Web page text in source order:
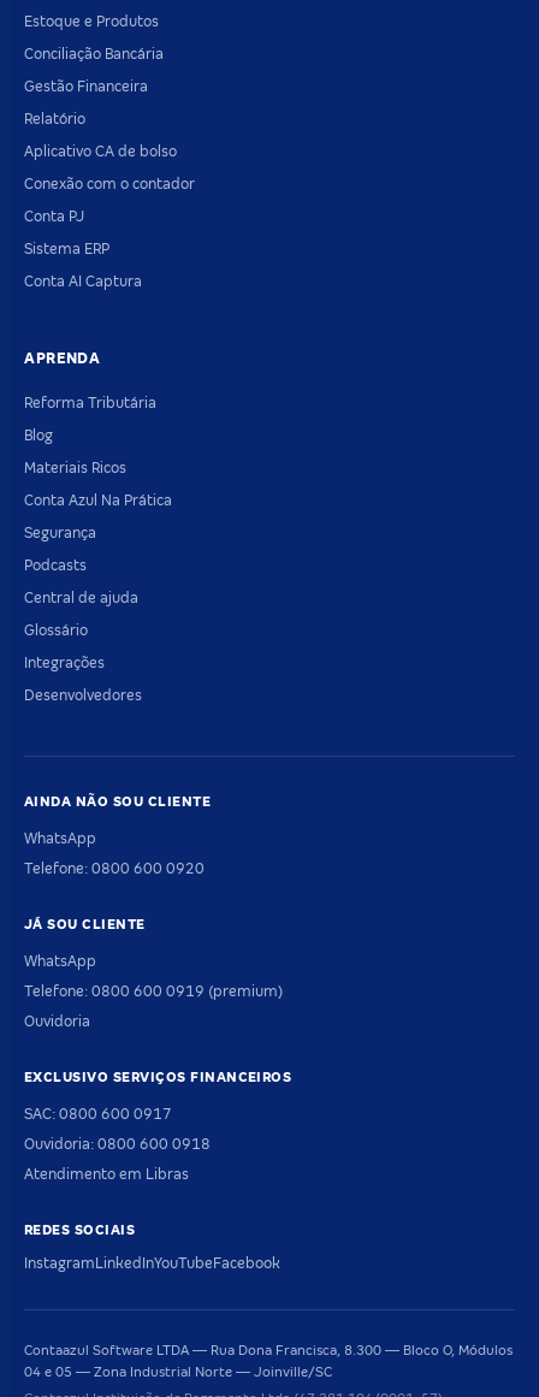
Estoque e Produtos
Conciliação Bancária
Gestão Financeira
Relatório
Aplicativo CA de bolso
Conexão com o contador
Conta PJ
Sistema ERP
Conta AI Captura
APRENDA
Reforma Tributária
Blog
Materiais Ricos
Conta Azul Na Prática
Segurança
Podcasts
Central de ajuda
Glossário
Integrações
Desenvolvedores
AINDA NÃO SOU CLIENTE
WhatsApp
Telefone: 0800 600 0920
JÁ SOU CLIENTE
WhatsApp
Telefone: 0800 600 0919 (premium)
Ouvidoria
EXCLUSIVO SERVIÇOS FINANCEIROS
SAC: 0800 600 0917
Ouvidoria: 0800 600 0918
Atendimento em Libras
REDES SOCIAIS
Instagram LinkedInYouTube Facebook
Contaazul Software LTDA — Rua Dona Francisca, 8.300 — Bloco O, Módulos
04 e 05 — Zona Industrial Norte — Joinville/SC